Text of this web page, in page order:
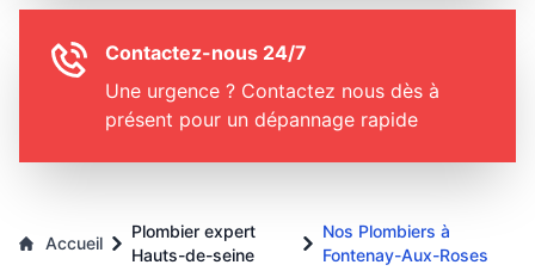
Contactez-nous 24/7
Une urgence ? Contactez nous dès à
présent pour un dépannage rapide
Accueil
Plombier expert
Hauts-de-seine
Nos Plombiers à
Fontenay-Aux-Roses